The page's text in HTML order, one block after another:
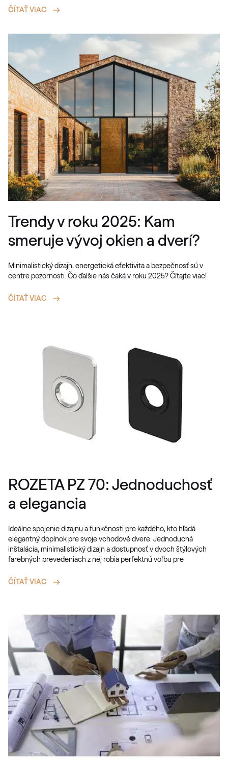
ČÍTAŤ VIAC
Trendy v roku 2025: Kam
smeruje vývoj okien a dverí?
Minimalistický dizajn, energetická efektivita a bezpečnosť sú v
centre pozornosti. Čo ďalšie nás čaká v roku 2025? Čítajte viac!
ČÍTAŤ VIAC
ROZETA PZ 70: Jednoduchosť
a elegancia
Ideálne spojenie dizajnu a funkčnosti pre každého, kto hľadá
elegantný doplnok pre svoje vchodové dvere. Jednoduchá
inštalácia, minimalistický dizajn a dostupnosť v dvoch štýlových
farebných prevedeniach z nej robia perfektnú voľbu pre
ČÍTAŤ VIAC